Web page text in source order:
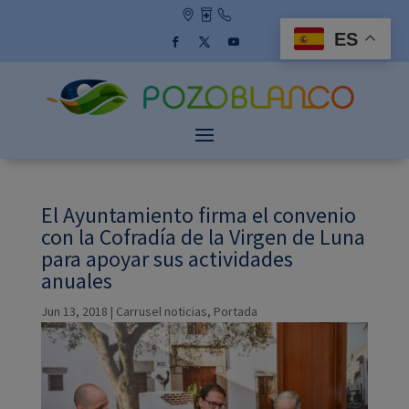
El Ayuntamiento firma el convenio
con la Cofradía de la Virgen de Luna
para apoyar sus actividades
anuales
Jun 13, 2018 | Carrusel noticias, Portada
ES